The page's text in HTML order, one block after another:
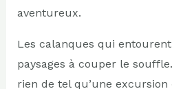
aventureux.
Les calanques qui
paysages à couper le
rien de tel qu’une excursion